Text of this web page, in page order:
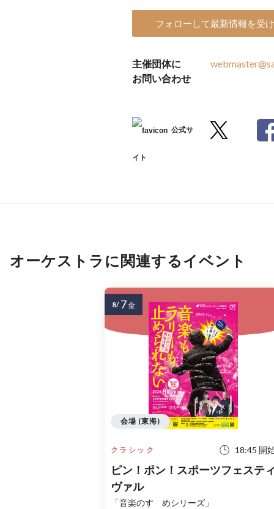
フォローして最新情報を受
主催団体に
お問い合わせ
公式サ
イト
オーケストラに関連するイベント
クラシック 18:45 開
ピン！ポン！スポーツフェステ
ヴァル
「音楽のすゝめシリーズ」
会場 (東海)
8/ 7金